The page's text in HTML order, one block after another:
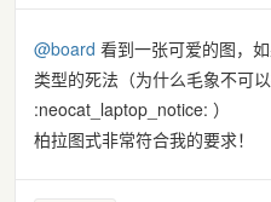
@board 看到一张可爱的图，
类型的死法（为什么毛象不可
:neocat_laptop_notice: ）
柏拉图式非常符合我的要求！